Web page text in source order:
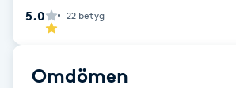
Fransrengöring
Frekvensterapi
5.0 22 betyg
Omdömen